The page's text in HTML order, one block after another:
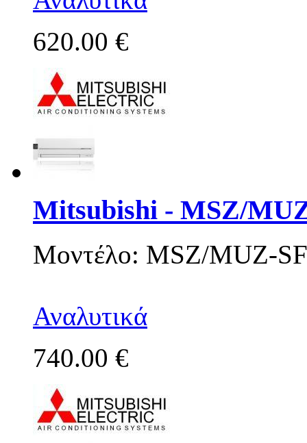
620.00 €
Mitsubishi - MSZ/
Μοντέλο: MSZ/MUZ-
Αναλυτικά
740.00 €